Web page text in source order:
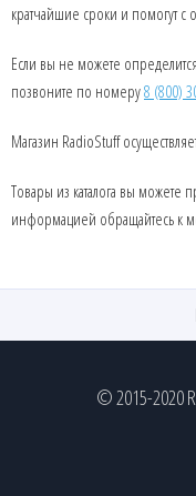
кратчайшие сроки и помогут
Если вы не можете
позвоните по номеру8 (800)
Магазин RadioStuff
Товары из каталога вы можете
информацией обращайтесь к
© 2015-2020